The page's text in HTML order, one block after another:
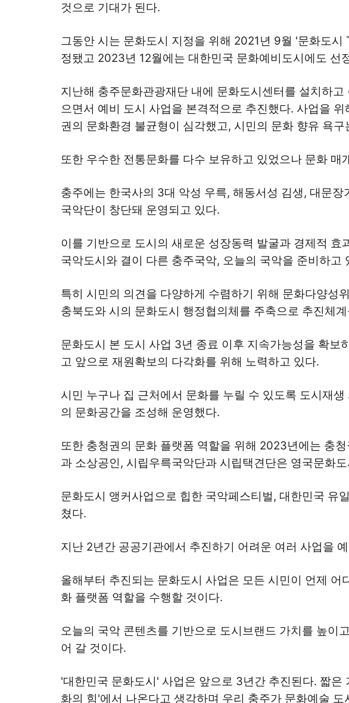
것으로 기대가 된다.
그동안 시는 문화도시 지정을 위해 2021년 9월 '문화도
정됐고 2023년 12월에는 대한민국 문화예비도시에도 선
지난해 충주문화관광재단 내에 문화도시센터를 설치하
으면서 예비 도시 사업을 본격적으로 추진했다. 사업을
권의 문화환경 불균형이 심각했고, 시민의 문화 향유 욕
또한 우수한 전통문화를 다수 보유하고 있었으나 문화
충주에는 한국사의 3대 악성 우륵, 해동서성 김생, 대문
국악단이 창단돼 운영되고 있다.
이를 기반으로 도시의 새로운 성장동력 발굴과 경제적
국악도시와 결이 다른 충주국악, 오늘의 국악을 준비하고
특히 시민의 의견을 다양하게 수렴하기 위해 문화다양성
충북도와 시의 문화도시 행정협의체를 주축으로 추진체
문화도시 본 도시 사업 3년 종료 이후 지속가능성을 확
고 앞으로 재원확보의 다각화를 위해 노력하고 있다.
시민 누구나 집 근처에서 문화를 누릴 수 있도록 도시재
의 문화공간을 조성해 운영했다.
또한 충청권의 문화 플랫폼 역할을 위해 2023년에는 충
과 소상공인, 시립우륵국악단과 시립택견단은 영국문화
문화도시 앵커사업으로 힙한 국악페스티벌, 대한민국 유
쳤다.
지난 2년간 공공기관에서 추진하기 어려운 여러 사업을
올해부터 추진되는 문화도시 사업은 모든 시민이 언제
화 플랫폼 역할을 수행할 것이다.
오늘의 국악 콘텐츠를 기반으로 도시브랜드 가치를 높이
어 갈 것이다.
'대한민국 문화도시' 사업은 앞으로 3년간 추진된다. 짧
화의 힘'에서 나온다고 생각하며 우리 충주가 문화예술